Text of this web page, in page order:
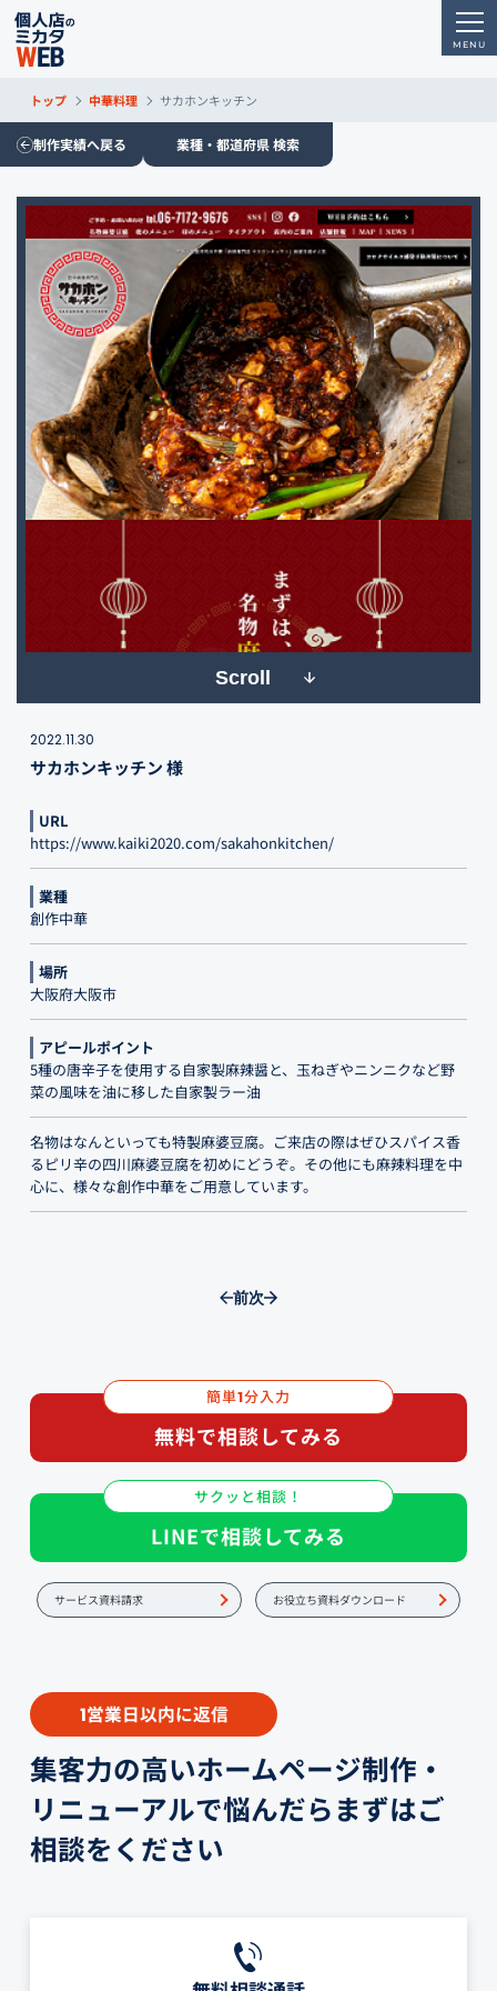
トップ 中華料理 サカホンキッチン
制作実績へ戻る 業種・都道府県 検索
Scroll
2022.11.30
サカホンキッチン 様
URL
https://www.kaiki2020.com/sakahonkitchen/
業種
創作中華
場所
大阪府大阪市
アピールポイント
5種の唐辛子を使用する自家製麻辣醤と、玉ねぎやニンニクなど野
菜の風味を油に移した自家製ラー油
名物はなんといっても特製麻婆豆腐。ご来店の際はぜひスパイス香
るピリ辛の四川麻婆豆腐を初めにどうぞ。その他にも麻辣料理を中
心に、様々な創作中華をご用意しています。
前次
簡単1分入力
無料で相談してみる
サクッと相談！
LINEで相談してみる
サービス資料請求 お役立ち資料ダウンロード
1営業日以内に返信
集客力の高いホームページ制作・
リニューアルで悩んだらまずはご
相談をください